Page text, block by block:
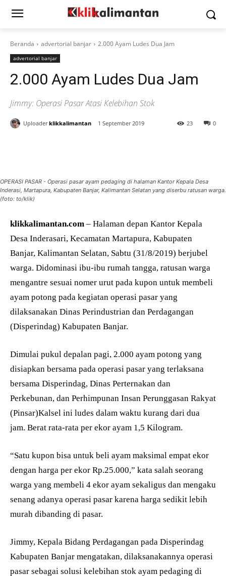
Beranda advertorial banjar 2.000 Ayam Ludes Dua Jam
advertorial banjar
2.000 Ayam Ludes Dua Jam
Jimmy: Operasi Pasar Atasi Kelebihan Stok
Uploader klikkalimantan 1 September 2019 0
23
OPERASI PASAR - Operasi pasar ayam pedaging di halaman Kantor Kepala Desa
Inderasi, Martapura, Kabupaten Banjar, Kalimantan Selatan yang diserbu ratusan warga.
(foto: to/klik)
klikkalimantan.com – Halaman depan Kantor Kepala
Desa Inderasari, Kecamatan Martapura, Kabupaten
Banjar, Kalimantan Selatan, Sabtu (31/8/2019) berjubel
warga. Didominasi ibu-ibu rumah tangga, ratusan warga
mengantre sesuai nomer urut pada kupon untuk membeli
ayam potong pada kegiatan operasi pasar yang
dilaksanakan Dinas Perindustrian dan Perdagangan
(Disperindag) Kabupaten Banjar.
Dimulai pukul depalan pagi, 2.000 ayam potong yang
disiapkan bersama pada operasi pasar yang terlaksana
bersama Disperindag, Dinas Perternakan dan
Perkebunan, dan Perhimpunan Insan Perunggasan Rakyat
(Pinsar)Kalsel ini ludes dalam waktu kurang dari dua
jam. Berat rata-rata per ekor ayam 1,5 Kilogram.
“Satu kupon bisa untuk beli ayam maksimal empat ekor
dengan harga per ekor Rp.25.000,” kata salah seorang
warga yang membeli 4 ekor ayam sekaligus dan mengaku
senang adanya operasi pasar karena harga sedikit lebih
murah dibanding di pasar.
Jimmy, Kepala Bidang Perdagangan pada Disperindag
Kabupaten Banjar mengatakan, dilaksanakannya operasi
pasar sebagai solusi kelebihan stok ayam pedaging di